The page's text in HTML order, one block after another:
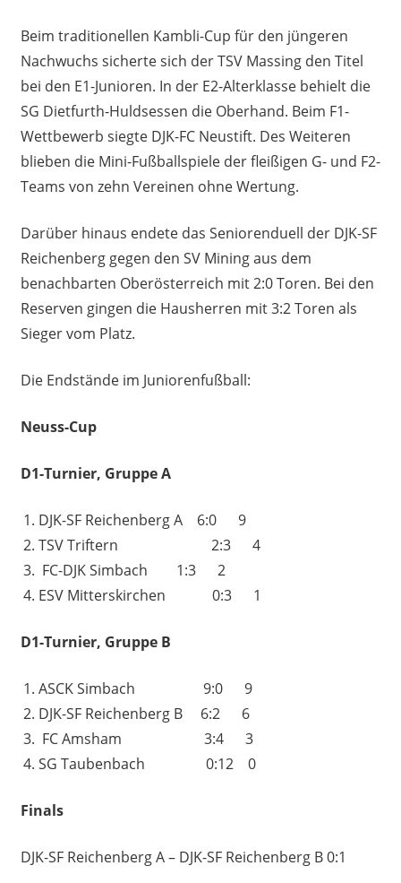
Beim traditionellen Kambli-Cup für den jüngeren
Nachwuchs sicherte sich der TSV Massing den Titel
bei den E1-Junioren. In der E2-Alterklasse behielt die
SG Dietfurth-Huldsessen die Oberhand. Beim F1-
Wettbewerb siegte DJK-FC Neustift. Des Weiteren
blieben die Mini-Fußballspiele der fleißigen G- und F2-
Teams von zehn Vereinen ohne Wertung.
Darüber hinaus endete das Seniorenduell der DJK-SF
Reichenberg gegen den SV Mining aus dem
benachbarten Oberösterreich mit 2:0 Toren. Bei den
Reserven gingen die Hausherren mit 3:2 Toren als
Sieger vom Platz.
Die Endstände im Juniorenfußball:
Neuss-Cup
D1-Turnier, Gruppe A
DJK-SF Reichenberg A 6:0 9
TSV Triftern 2:3 4
FC-DJK Simbach 1:3 2
ESV Mitterskirchen 0:3 1
D1-Turnier, Gruppe B
ASCK Simbach 9:0 9
DJK-SF Reichenberg B 6:2 6
FC Amsham 3:4 3
SG Taubenbach 0:12 0
Finals
DJK-SF Reichenberg A – DJK-SF Reichenberg B 0:1